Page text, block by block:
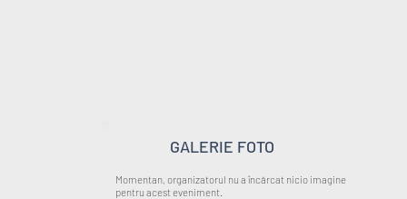
GALERIE FOTO
Momentan, organizatorul nu a încărcat nicio imagine
pentru acest eveniment.